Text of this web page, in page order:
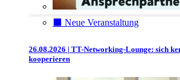
⬛️ Neue Veranstaltung
26.08.2026 | TT-Networking-Lounge: sich
kooperieren